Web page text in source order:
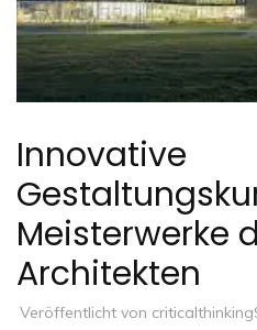
Innovative
Meisterwerke
Architekten
Veröffentlicht von